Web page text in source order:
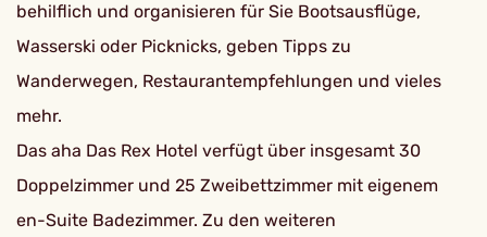
behilflich und organisieren für Sie Bootsausflüge,
Wasserski oder Picknicks, geben Tipps zu
Wanderwegen, Restaurantempfehlungen und vieles
mehr.
Das aha Das Rex Hotel verfügt über insgesamt 30
Doppelzimmer und 25 Zweibettzimmer mit eigenem
en-Suite Badezimmer. Zu den weiteren